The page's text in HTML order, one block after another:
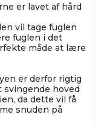
er lavet af hård
vil tage fuglen
fuglen i det
måde at lære
er derfor rigtig
hoved
da dette vil få
snuden på